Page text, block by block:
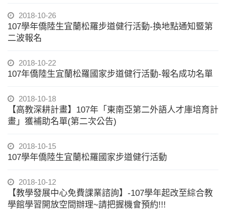
2018-10-26
107學年僑陸生宜蘭松羅步道健行活動-換地點通知暨第
二波報名
2018-10-22
107年僑陸生宜蘭松羅國家步道健行活動-報名成功名單
2018-10-18
【高教深耕計畫】107年「東南亞第二外語人才庫培育計
畫」獲補助名單(第二次公告)
2018-10-15
107學年僑陸生宜蘭松羅國家步道健行活動
2018-10-12
【教學發展中心免費課業諮詢】-107學年起改至綜合教
學館學習開放空間辦理~請把握機會預約!!!